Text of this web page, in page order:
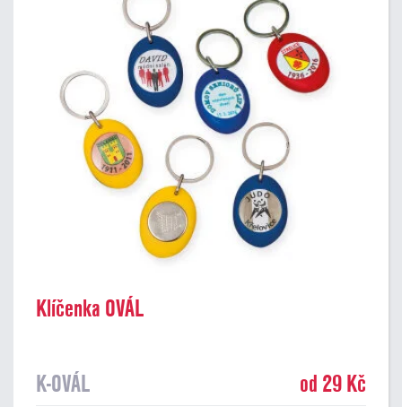
Klíčenka OVÁL
K-OVÁL od 29 Kč